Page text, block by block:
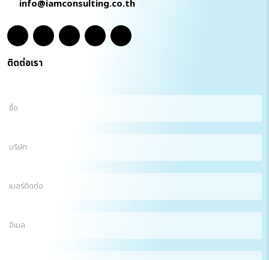
info@iamconsulting.co.th
ติดต่อเรา
ชื่อ
บริษัท
เบอร์
อีเมล